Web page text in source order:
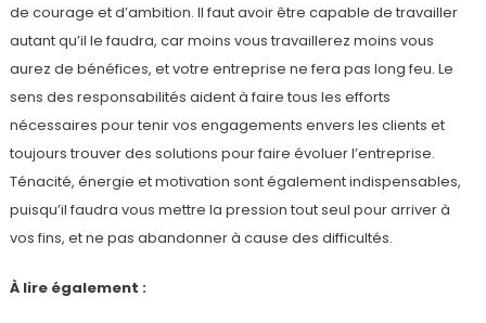
de courage et d’ambition. Il faut avoir être capable de travailler
autant qu’il le faudra, car moins vous travaillerez moins vous
aurez de bénéfices, et votre entreprise ne fera pas long feu. Le
sens des responsabilités aident à faire tous les efforts
nécessaires pour tenir vos engagements envers les clients et
toujours trouver des solutions pour faire évoluer l’entreprise.
Ténacité, énergie et motivation sont également indispensables,
puisqu’il faudra vous mettre la pression tout seul pour arriver à
vos fins, et ne pas abandonner à cause des difficultés.
À lire également :